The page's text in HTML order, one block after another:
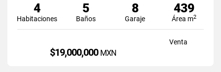
4
Habitaciones
5
Baños
8
Garaje
439
Área m2
Venta
$19,000,000 MXN